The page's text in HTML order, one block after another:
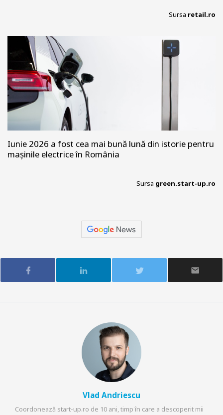
Sursa retail.ro
Iunie 2026 a fost cea mai bună lună din istorie pentru
mașinile electrice în România
Sursa green.start-up.ro
Vlad Andriescu
Coordonează start-up.ro de 10 ani, timp în care a descoperit mii